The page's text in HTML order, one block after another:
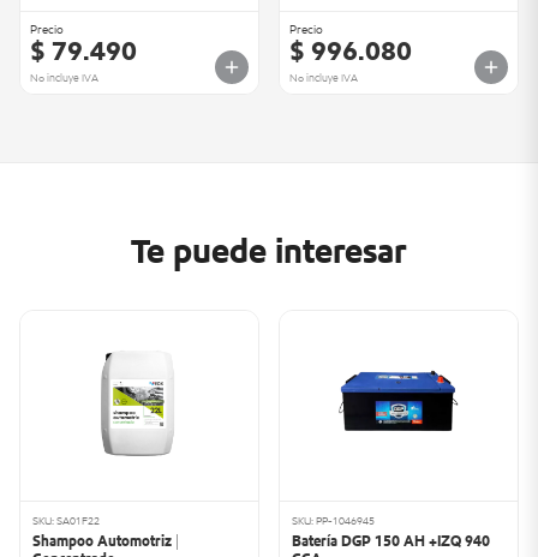
Precio
$ 79.490
No incluye IVA
Precio
$ 996.080
No incluye IVA
Te puede interesar
SKU: SA01F22
Shampoo Automotriz |
SKU: PP-1046945
Batería DGP 150 AH +IZQ 940